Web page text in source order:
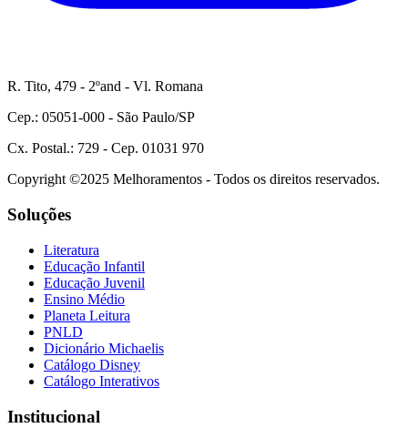
R. Tito, 479 - 2ºand - Vl. Romana
Cep.: 05051-000 - São Paulo/SP
Cx. Postal.: 729 - Cep. 01031 970
Copyright ©2025 Melhoramentos - Todos os direitos reservados.
Soluções
Literatura
Educação Infantil
Educação Juvenil
Ensino Médio
Planeta Leitura
PNLD
Dicionário Michaelis
Catálogo Disney
Catálogo Interativos
Institucional